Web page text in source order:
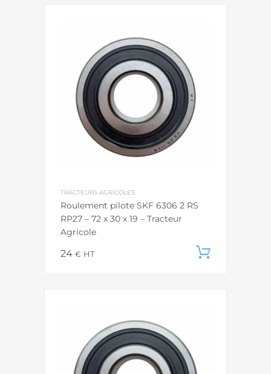
TRACTEURS AGRICOLES
Roulement pilote SKF 6306 2 RS
RP27 – 72 x 30 x 19 – Tracteur
Agricole
24 € HT